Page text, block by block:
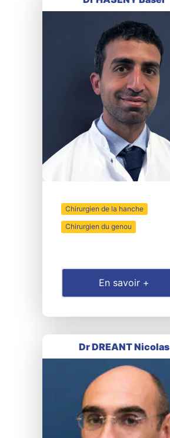
Chirurgien de la hanche
Chirurgien du genou
En savoir +
Dr DREANT Nicolas